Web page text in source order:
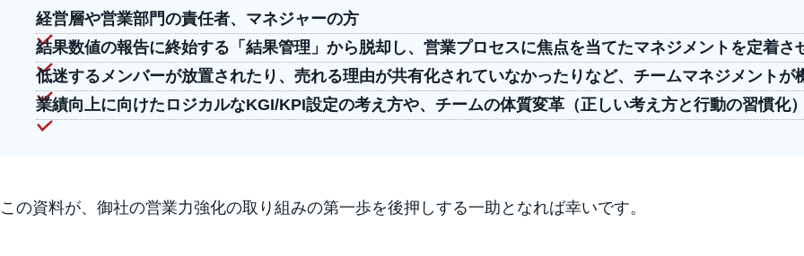
経営層や営業部門の責任者、マネジャーの方
結果数値の報告に終始する「結果管理」から脱却し、 営業プロセスに焦点を当てたマネジメント を定着さ
低迷するメンバーが放置されたり、売れる理由が共有化されていなかったりなど、 チームマネジメントが
業績向上に向けたロジカルなKGI/KPI設定の考え方や、チームの体質変革（正しい考え方と行動の習慣化
この資料が、御社の営業力強化の取り組みの第一歩を後押しする一助となれば幸いです。